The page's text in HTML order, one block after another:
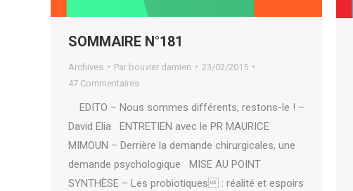
SOMMAIRE N°181
Archives Par bouvier damien
23/02/2015
47 Commentaires
EDITO – Nous sommes différents, restons-le ! –
David Elia ENTRETIEN avec le PR MAURICE
MIMOUN – Derrière la demande chirurgicales, une
demande psychologique MISE AU POINT
SYNTHÈSE – Les probiotiques : réalité et espoirs